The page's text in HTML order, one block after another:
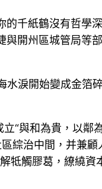
的千紙鶴沒有哲學
開州區城管局等
淚開始變成金箔
“與和為貴，以鄰
綜治中間，并兼顧
牴觸膠葛，繚繞資